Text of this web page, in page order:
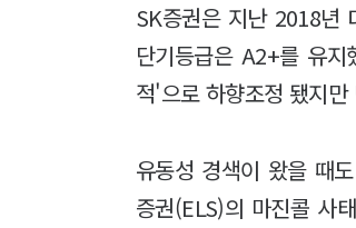
SK증권은 지난 2018년
단기등급은 A2+를 유
적'으로 하향조정 됐지
유동성 경색이 왔을 때
증권(ELS)의 마진콜 사